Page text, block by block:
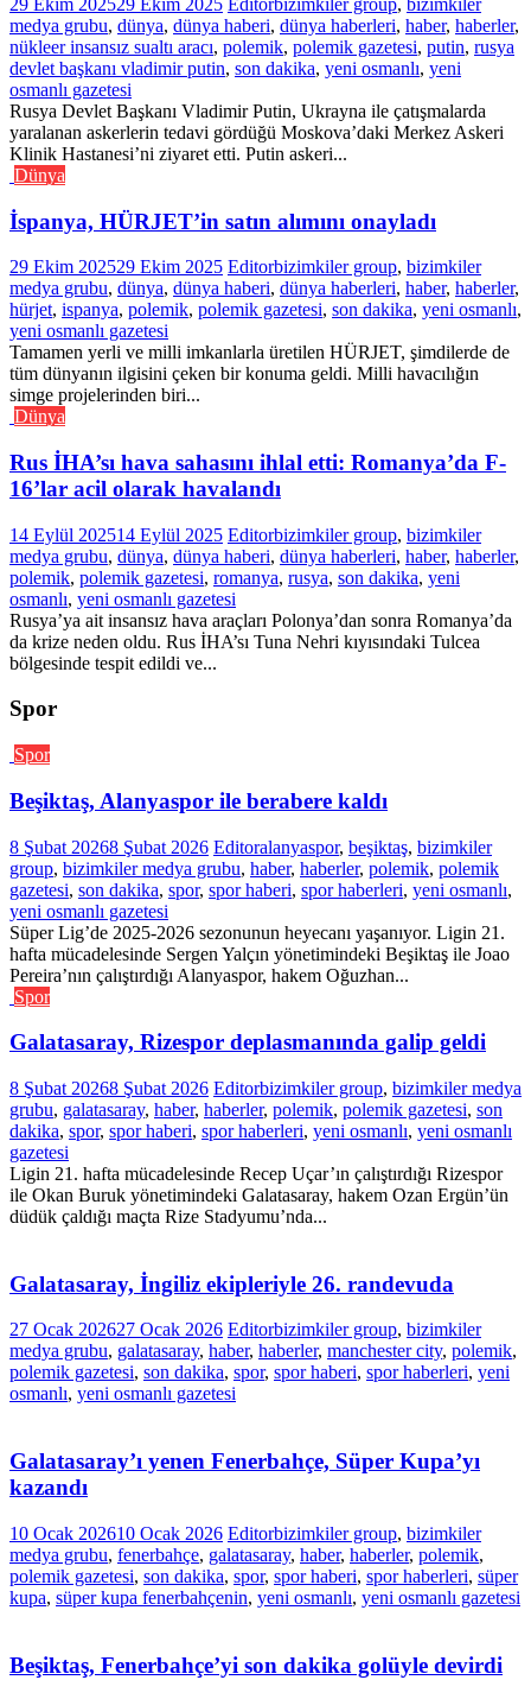
medya grubu, dünya, dünya haberi, dünya haberleri, haber, haberler,
nükleer insansız sualtı aracı, polemik, polemik gazetesi, putin, rusya
devlet başkanı vladimir putin, son dakika, yeni osmanlı, yeni
osmanlı gazetesi
Rusya Devlet Başkanı Vladimir Putin, Ukrayna ile çatışmalarda
yaralanan askerlerin tedavi gördüğü Moskova’daki Merkez Askeri
Klinik Hastanesi’ni ziyaret etti. Putin askeri...
Dünya
İspanya, HÜRJET’in satın alımını onayladı
29 Ekim 202529 Ekim 2025 Editorbizimkiler group, bizimkiler
medya grubu, dünya, dünya haberi, dünya haberleri, haber, haberler,
hürjet, ispanya, polemik, polemik gazetesi, son dakika, yeni osmanlı,
yeni osmanlı gazetesi
Tamamen yerli ve milli imkanlarla üretilen HÜRJET, şimdilerde de
tüm dünyanın ilgisini çeken bir konuma geldi. Milli havacılığın
simge projelerinden biri...
Dünya
Rus İHA’sı hava sahasını ihlal etti: Romanya’da F-
16’lar acil olarak havalandı
14 Eylül 202514 Eylül 2025 Editorbizimkiler group, bizimkiler
medya grubu, dünya, dünya haberi, dünya haberleri, haber, haberler,
polemik, polemik gazetesi, romanya, rusya, son dakika, yeni
osmanlı, yeni osmanlı gazetesi
Rusya’ya ait insansız hava araçları Polonya’dan sonra Romanya’da
da krize neden oldu. Rus İHA’sı Tuna Nehri kıyısındaki Tulcea
bölgesinde tespit edildi ve...
Spor
Spor
Beşiktaş, Alanyaspor ile berabere kaldı
8 Şubat 20268 Şubat 2026 Editoralanyaspor, beşiktaş, bizimkiler
group, bizimkiler medya grubu, haber, haberler, polemik, polemik
gazetesi, son dakika, spor, spor haberi, spor haberleri, yeni osmanlı,
yeni osmanlı gazetesi
Süper Lig’de 2025-2026 sezonunun heyecanı yaşanıyor. Ligin 21.
hafta mücadelesinde Sergen Yalçın yönetimindeki Beşiktaş ile Joao
Pereira’nın çalıştırdığı Alanyaspor, hakem Oğuzhan...
Spor
Galatasaray, Rizespor deplasmanında galip geldi
8 Şubat 20268 Şubat 2026 Editorbizimkiler group, bizimkiler medya
grubu, galatasaray, haber, haberler, polemik, polemik gazetesi, son
dakika, spor, spor haberi, spor haberleri, yeni osmanlı, yeni osmanlı
gazetesi
Ligin 21. hafta mücadelesinde Recep Uçar’ın çalıştırdığı Rizespor
ile Okan Buruk yönetimindeki Galatasaray, hakem Ozan Ergün’ün
düdük çaldığı maçta Rize Stadyumu’nda...
Galatasaray, İngiliz ekipleriyle 26. randevuda
27 Ocak 202627 Ocak 2026 Editorbizimkiler group, bizimkiler
medya grubu, galatasaray, haber, haberler, manchester city, polemik,
polemik gazetesi, son dakika, spor, spor haberi, spor haberleri, yeni
osmanlı, yeni osmanlı gazetesi
Galatasaray’ı yenen Fenerbahçe, Süper Kupa’yı
kazandı
10 Ocak 202610 Ocak 2026 Editorbizimkiler group, bizimkiler
medya grubu, fenerbahçe, galatasaray, haber, haberler, polemik,
polemik gazetesi, son dakika, spor, spor haberi, spor haberleri, süper
kupa, süper kupa fenerbahçenin, yeni osmanlı, yeni osmanlı gazetesi
Beşiktaş, Fenerbahçe’yi son dakika golüyle devirdi